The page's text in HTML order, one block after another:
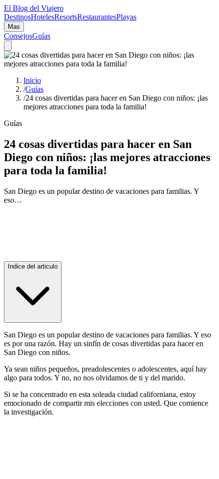
El Blog del Viajero
DestinosHotelesResortsRestaurantesPlayas
Mas
ConsejosGuías
Inicio
/Guías
/24 cosas divertidas para hacer en San Diego con niños: ¡las
mejores atracciones para toda la familia!
Guías
24 cosas divertidas para hacer en San
Diego con niños: ¡las mejores atracciones
para toda la familia!
San Diego es un popular destino de vacaciones para familias. Y
eso…
Indice del articulo
San Diego es un popular destino de vacaciones para familias. Y eso
es por una razón. Hay un sinfín de cosas divertidas para hacer en
San Diego con niños.
Ya sean niños pequeños, preadolescentes o adolescentes, aquí hay
algo para todos. Y no, no nos olvidamos de ti y del marido.
Si se ha concentrado en esta soleada ciudad californiana, estoy
emocionado de compartir mis elecciones con usted. Que comience
la investigación.